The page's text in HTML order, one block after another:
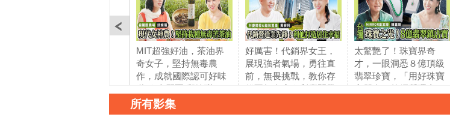
MIT超強好油，茶油界
奇女子，堅持無毒農
作，成就國際認可好味
道 ｜森麗園 邱婉琪
好厲害！代銷界女王，
展現強者氣場，勇往直
前，無畏挑戰，教你存
錢不如存房｜利慶開發&
太驚艷了！珠寶界奇
才，一眼洞悉８億頂級
翡翠珍寶，「用好珠寶
交朋友」的經營理念，
｜ＭIRROR皇宣緣 陳嘉
所有影集